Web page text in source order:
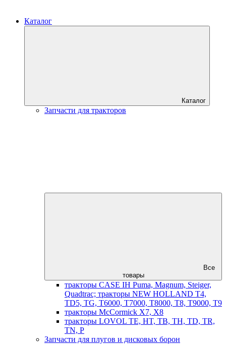
Каталог
Каталог
Запчасти для тракторов
Все
товары
тракторы CASE IH Puma, Magnum, Steiger,
Quadtrac; тракторы NEW HOLLAND T4,
TD5, TG, T6000, T7000, T8000, T8, T9000, T9
тракторы McCormick X7, X8
тракторы LOVOL TE, HT, TB, TH, TD, TR,
TN, P
Запчасти для плугов и дисковых борон